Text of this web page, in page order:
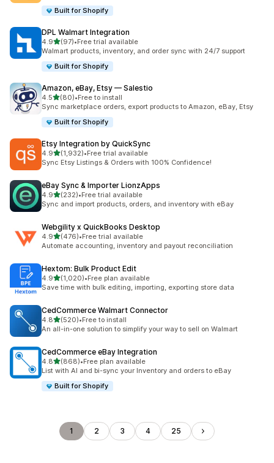
Built for Shopify
DPL Walmart Integration
4.9เต็ม 5 ดาว
(97)
ทั้งหมด 97 รีวิว
•Free trial available
Walmart products, inventory, and order sync with 24/7 support
Built for Shopify
Amazon, eBay, Etsy — Salestio
4.5เต็ม 5 ดาว
(80)
ทั้งหมด 80 รีวิว
•Free to install
Sync marketplace orders, export products to Amazon, eBay, Etsy
Built for Shopify
Etsy Integration by QuickSync
4.9เต็ม 5 ดาว
(1,932)
ทั้งหมด 1932 รีวิว
•Free trial available
Sync Etsy Listings & Orders with 100% Confidence!
eBay Sync & Importer LionzApps
4.9เต็ม 5 ดาว
(232)
ทั้งหมด 232 รีวิว
•Free trial available
Sync and import products, orders, and inventory with eBay
Webgility x QuickBooks Desktop
4.9เต็ม 5 ดาว
(476)
ทั้งหมด 476 รีวิว
•Free trial available
Automate accounting, inventory and payout reconciliation
Hextom: Bulk Product Edit
4.9เต็ม 5 ดาว
(1,020)
ทั้งหมด 1020 รีวิว
•Free plan available
Save time with bulk editing, importing, exporting store data
CedCommerce Walmart Connector
4.8เต็ม 5 ดาว
(520)
ทั้งหมด 520 รีวิว
•Free to install
An all-in-one solution to simplify your way to sell on Walmart
CedCommerce eBay Integration
4.8เต็ม 5 ดาว
(868)
ทั้งหมด 868 รีวิว
•Free plan available
List with AI and bi-sync your Inventory and orders to eBay
Built for Shopify
1 2 3 4 25